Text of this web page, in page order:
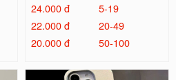
24.000 đ
5-19
22.000 đ
20-49
20.000 đ
50-100